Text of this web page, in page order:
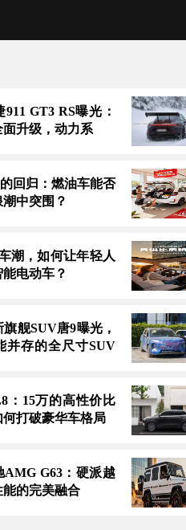
GT3 RS曝光：
升级，动力系
回归：燃油车能否
中突围？
潮，如何让年轻人
电动车？
旗舰SUV唐9曝光，
并存的全尺寸SUV
：15万的高性价比
打破豪华车格局
AMG G63：硬派越
能的完美融合